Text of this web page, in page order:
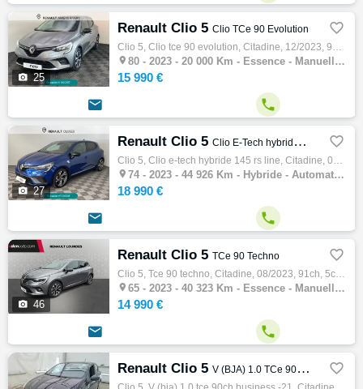
 25
Renault Clio 5 Clio TCe 90 Evolution 
Clio 5, Clio tce 90 evolution, Citadine, 12/2023, 91ch, 5cv, 20000 km, 5 portes, 5 places, Essence, Boite de vitesse manuelle, Gps, Couleur…
 80 - 2023 - 20 000 Km - Essence - Manuelle - Citadine
15 990 €
 
 27
Renault Clio 5 Clio E-Tech hybride 145 RS Line 
Clio 5, Clio e-tech hybride 145 rs line, Citadine, 05/2023, 90ch, 5cv, 44926 km, 5 portes, 5 places, Hybride, Boite de vitesse automatique,…
 74 - 2023 - 44 926 Km - Hybride - Automatique - Citadine
18 990 €
 
 46
Renault Clio 5 TCe 90 Techno 
Clio 5, Tce 90 techno, Citadine, 08/2023, 91ch, 5cv, 40323 km, 5 portes, 5 places, Clim. auto, Essence, Boite de vitesse manuelle, Régulate…
 65 - 2023 - 40 323 Km - Essence - Manuelle - Citadine
14 990 €
 
Renault Clio 5 V (BJA) 1.0 TCe 90ch Business -21 